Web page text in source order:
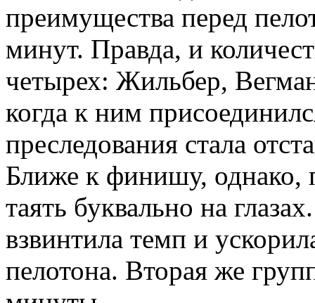
преимущества перед
минут. Правда, и
четырех: Жильбер,
когда к ним
преследования стала
Ближе к финишу, однако,
таять буквально на
взвинтила темп и
пелотона. Вторая же